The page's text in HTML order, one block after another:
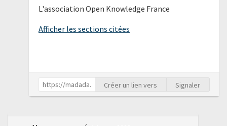
L'association Open Knowledge France
Afficher les sections citées
Créer un lien vers Signaler